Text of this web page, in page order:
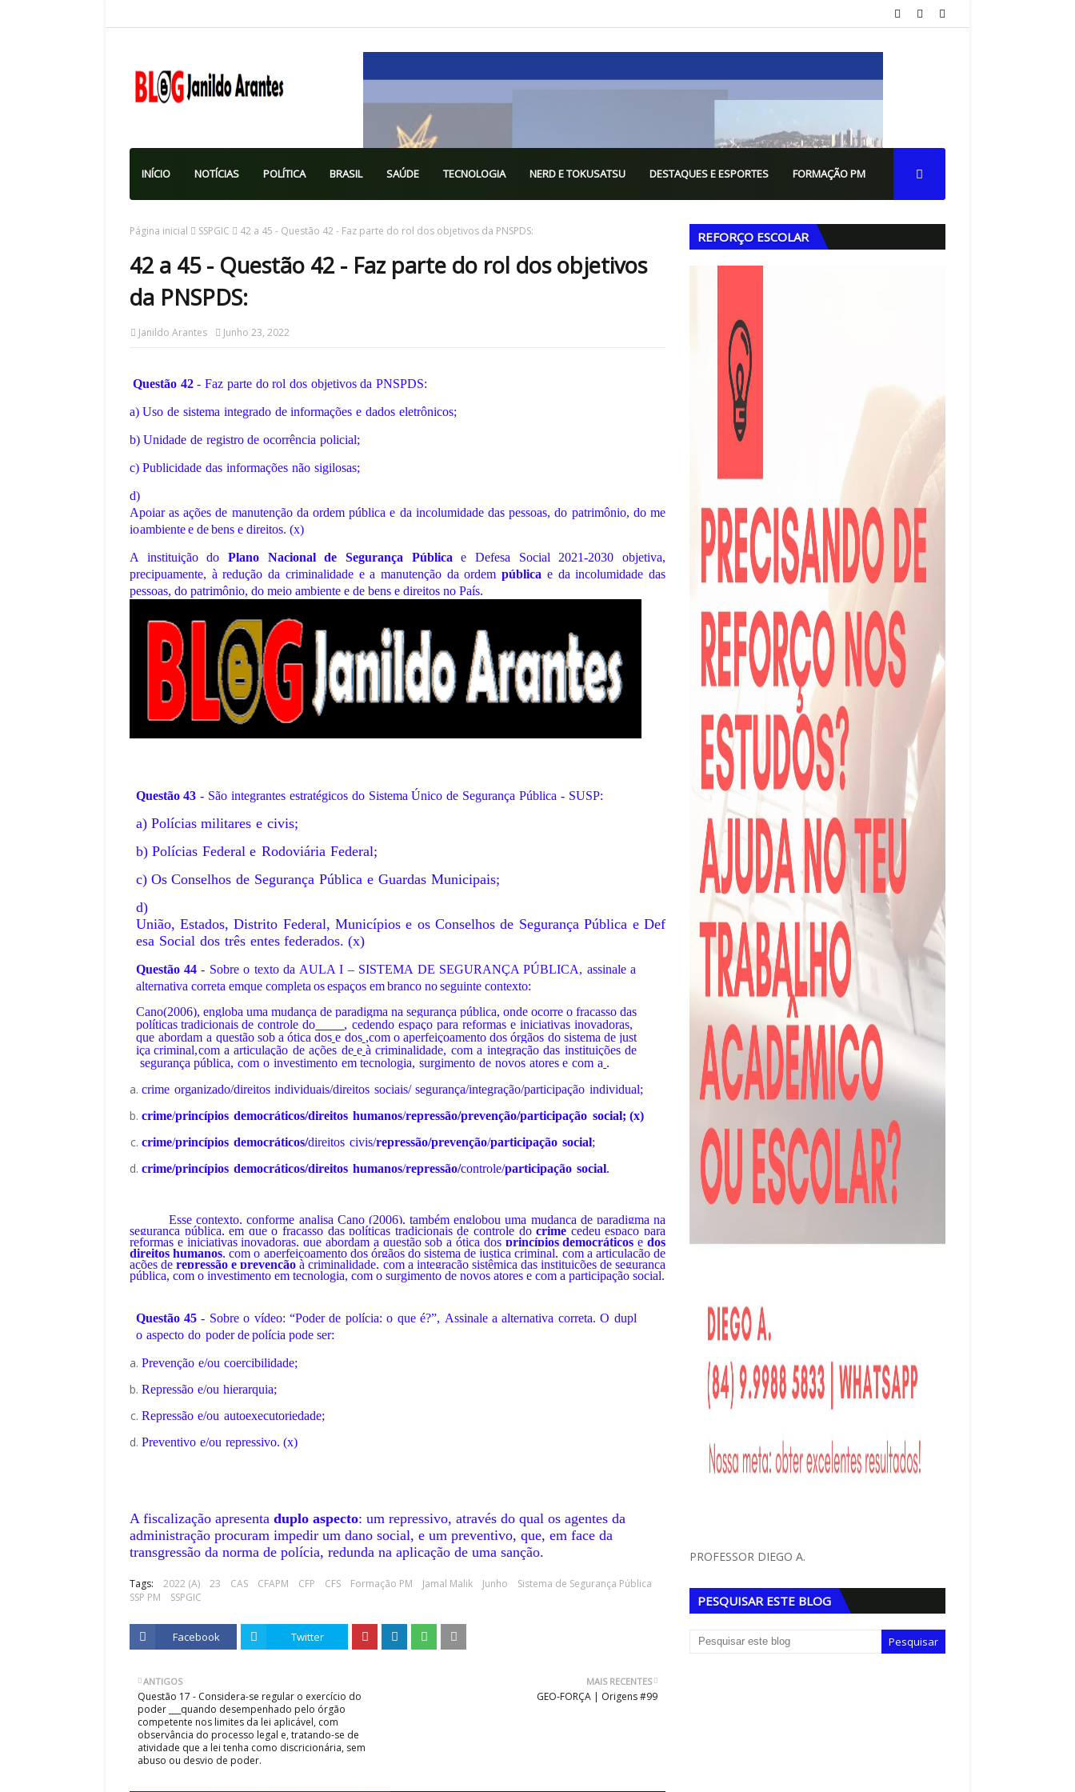
INÍCIO NOTÍCIAS POLÍTICA BRASIL SAÚDE TECNOLOGIA NERD E TOKUSATSU DESTAQUES E ESPORTES FORMAÇÃO PM
Página inicial SSPGIC 42 a 45 - Questão 42 - Faz parte do rol dos objetivos da PNSPDS:
42 a 45 - Questão 42 - Faz parte do rol dos objetivos
da PNSPDS:
Janildo Arantes Junho 23, 2022
Questão 42 - Faz parte do rol dos objetivos da PNSPDS:
a) Uso de sistema integrado de informações e dados eletrônicos;
b) Unidade de registro de ocorrência policial;
c) Publicidade das informações não sigilosas;
d)
Apoiar as ações de manutenção da ordem pública e da incolumidade das pessoas, do patrimônio, do me
ioambiente e de bens e direitos. (x)
A instituição do Plano Nacional de Segurança Pública e Defesa Social 2021-2030 objetiva,
precipuamente, à redução da criminalidade e a manutenção da ordempública e da incolumidade das
pessoas, do patrimônio, do meio ambiente e de bens e direitos no País.
Questão 43 - São integrantes estratégicos do Sistema Único de Segurança Pública - SUSP:
a) Polícias militares e civis;
b) Polícias Federal e Rodoviária Federal;
c) Os Conselhos de Segurança Pública e Guardas Municipais;
d)
União, Estados, Distrito Federal, Municípios e os Conselhos de Segurança Pública e Def
esa Social dos três entes federados. (x)
Questão 44- Sobre o texto da AULA I – SISTEMA DE SEGURANÇA PÚBLICA, assinale a
alternativa correta emque completa osespaços em branco no seguinte contexto:
Cano(2006), engloba uma mudança de paradigma na segurança pública, onde ocorre o fracasso das
políticas tradicionais de controle do , cedendo espaço para reformas e iniciativas inovadoras,
que abordam a questão sob a ótica dos e dos ,com o aperfeiçoamento dos órgãos do sistema de just
iça criminal,com a articulação de ações de e à criminalidade, com a integração das instituições de
segurança pública, com o investimento em tecnologia, surgimento de novos atores e com a .
crime organizado/direitos individuais/direitos sociais/ segurança/integração/participação individual;
crime/princípios democráticos/direitos humanos/repressão/prevenção/participação social; (x)
crime/princípios democráticos/direitos civis/repressão/prevenção/participação social;
crime/princípios democráticos/direitos humanos/repressão/controle/participação social.
Esse contexto, conforme analisa Cano (2006), também englobou uma mudança de paradigma na
segurança pública, em que o fracasso das políticas tradicionais de controle docrime cedeu espaço para
reformas e iniciativas inovadoras, que abordam a questão sob a ótica dos princípios democráticosedos
direitos humanos, com o aperfeiçoamento dos órgãos do sistema de justiça criminal, com a articulação de
ações derepressão e prevençãoà criminalidade, com a integração sistêmica das instituições de segurança
pública, com o investimento em tecnologia, com o surgimento de novos atores e com a participação social.
Questão 45 - Sobre o vídeo: “Poder de polícia: o que é?”, Assinale a alternativa correta. O dupl
o aspecto do poder de polícia pode ser:
Prevenção e/ou coercibilidade;
Repressão e/ou hierarquia;
Repressão e/ou autoexecutoriedade;
Preventivo e/ou repressivo. (x)
A fiscalização apresenta duplo aspecto: um repressivo, através do qual os agentes da
administração procuram impedir um dano social, e um preventivo, que, em face da
transgressão da norma de polícia, redunda na aplicação de uma sanção.
Tags: 2022 (A) 23 CAS CFAPM CFP CFS Formação PM Jamal Malik Junho
Sistema de Segurança Pública
SSP PM
SSPGIC
Facebook Twitter
MAIS RECENTES
GEO-FORÇA | Origens #99
ANTIGOS
Questão 17 - Considera-se regular o exercício do
poder ___quando desempenhado pelo órgão
competente nos limites da lei aplicável, com
observância do processo legal e, tratando-se de
atividade que a lei tenha como discricionária, sem
abuso ou desvio de poder.
REFORÇO ESCOLAR
PROFESSOR DIEGO A.
PESQUISAR ESTE BLOG